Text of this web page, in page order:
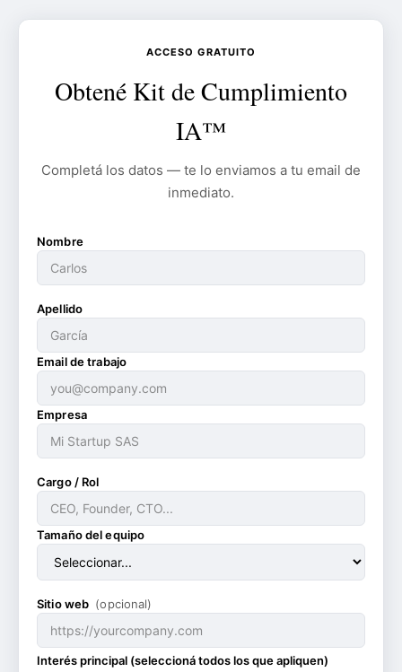
ACCESO GRATUITO
Obtené Kit de Cumplimiento
IA™
Completá los datos — te lo enviamos a tu email de
inmediato.
Nombre
Apellido
Email de trabajo
Empresa
Cargo / Rol
Tamaño del equipo
Sitio web (opcional)
Interés principal (seleccioná todos los que apliquen)